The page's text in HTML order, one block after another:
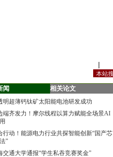
闻 相关论文
明超薄钙钛矿太阳能电池研发成功
端齐发力！摩尔线程以算力赋能全场景AI
行动！能源电力行业共探智能创新“国产芯
”
交通大学通报“学生私吞竞赛奖金”